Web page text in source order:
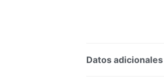
Datos adicionales